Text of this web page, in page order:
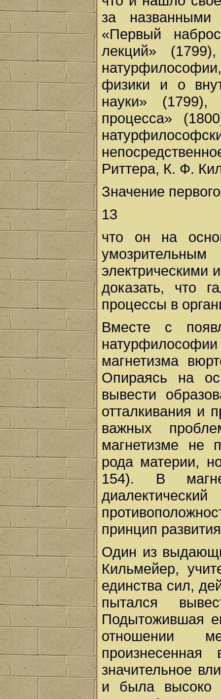
за
«Первый
лекций»
физики и о
науки» (1799),
процесса»
Риттера, К. Ф.
Значение
13
что он на
электрическими
доказать, что
процессы в
Вместе с
магнетизма
Опираясь на
вывести
отталкивания и
важных
магнетизме не
рода материи,
154). В
принцип
Один из
Кильмейер,
единства сил,
пытался
Подытожившая
отношении
значительное
и была высоко